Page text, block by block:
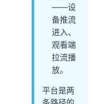
——设
备推流
进入、
观看端
拉流播
放。
平台是两